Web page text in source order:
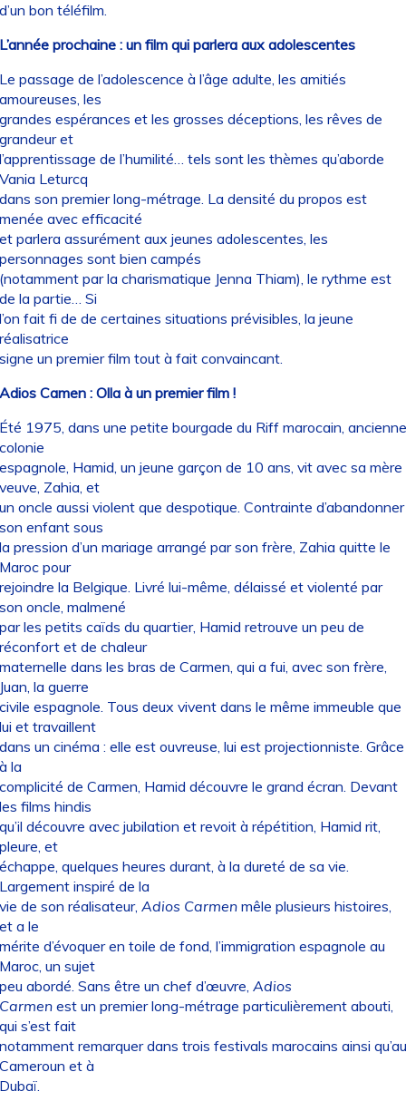
bon téléfilm.
prochaine : un film qui parlera aux adolescentes
passage de l’adolescence à l’âge adulte, les amitiés
les
espérances et les grosses déceptions, les rêves de
et
de l’humilité… tels sont les thèmes qu’aborde
Leturcq
son premier long-métrage. La densité du propos est
avec efficacité
parlera assurément aux jeunes adolescentes, les
sont bien campés
par la charismatique Jenna Thiam), le rythme est
la partie… Si
fait fi de de certaines situations prévisibles, la jeune
un premier film tout à fait convaincant.
Camen : Olla à un premier film !
1975, dans une petite bourgade du Riff marocain, ancienne
Hamid, un jeune garçon de 10 ans, vit avec sa mère
Zahia, et
oncle aussi violent que despotique. Contrainte d’abandonner
enfant sous
pression d’un mariage arrangé par son frère, Zahia quitte le
pour
la Belgique. Livré lui-même, délaissé et violenté par
oncle, malmené
les petits caïds du quartier, Hamid retrouve un peu de
et de chaleur
dans les bras de Carmen, qui a fui, avec son frère,
la guerre
espagnole. Tous deux vivent dans le même immeuble que
et travaillent
un cinéma : elle est ouvreuse, lui est projectionniste. Grâce
la
de Carmen, Hamid découvre le grand écran. Devant
films hindis
découvre avec jubilation et revoit à répétition, Hamid rit,
et
quelques heures durant, à la dureté de sa vie.
inspiré de la
de son réalisateur, Adios Carmenmêle plusieurs histoires,
a le
d’évoquer en toile de fond, l’immigration espagnole au
un sujet
abordé. Sans être un chef d’œuvre, Adios
est un premier long-métrage particulièrement abouti,
s’est fait
remarquer dans trois festivals marocains ainsi qu’au
et à